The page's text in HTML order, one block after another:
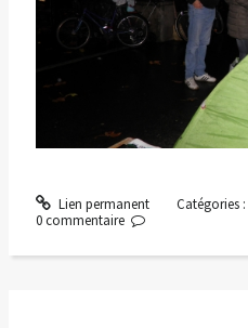
Lien permanent Catégories :
0 commentaire